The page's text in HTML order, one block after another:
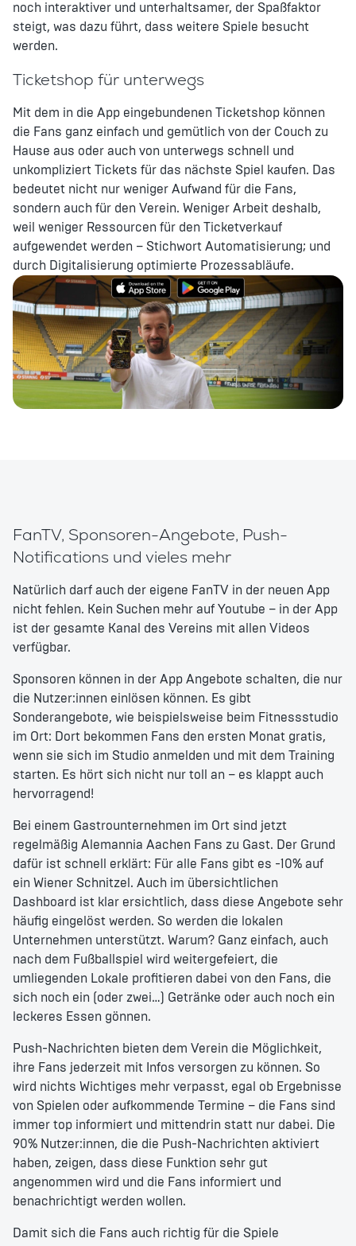
noch interaktiver und unterhaltsamer, der Spaßfaktor
steigt, was dazu führt, dass weitere Spiele besucht
werden.
Ticketshop für unterwegs
Mit dem in die App eingebundenen Ticketshop können
die Fans ganz einfach und gemütlich von der Couch zu
Hause aus oder auch von unterwegs schnell und
unkompliziert Tickets für das nächste Spiel kaufen. Das
bedeutet nicht nur weniger Aufwand für die Fans,
sondern auch für den Verein. Weniger Arbeit deshalb,
weil weniger Ressourcen für den Ticketverkauf
aufgewendet werden – Stichwort Automatisierung; und
durch Digitalisierung optimierte Prozessabläufe.
FanTV, Sponsoren-Angebote, Push-
Notifications und vieles mehr
Natürlich darf auch der eigene FanTV in der neuen App
nicht fehlen. Kein Suchen mehr auf Youtube – in der App
ist der gesamte Kanal des Vereins mit allen Videos
verfügbar.
Sponsoren können in der App Angebote schalten, die nur
die Nutzer:innen einlösen können. Es gibt
Sonderangebote, wie beispielsweise beim Fitnessstudio
im Ort: Dort bekommen Fans den ersten Monat gratis,
wenn sie sich im Studio anmelden und mit dem Training
starten. Es hört sich nicht nur toll an – es klappt auch
hervorragend!
Bei einem Gastrounternehmen im Ort sind jetzt
regelmäßig Alemannia Aachen Fans zu Gast. Der Grund
dafür ist schnell erklärt: Für alle Fans gibt es -10% auf
ein Wiener Schnitzel. Auch im übersichtlichen
Dashboard ist klar ersichtlich, dass diese Angebote sehr
häufig eingelöst werden. So werden die lokalen
Unternehmen unterstützt. Warum? Ganz einfach, auch
nach dem Fußballspiel wird weitergefeiert, die
umliegenden Lokale profitieren dabei von den Fans, die
sich noch ein (oder zwei…) Getränke oder auch noch ein
leckeres Essen gönnen.
Push-Nachrichten bieten dem Verein die Möglichkeit,
ihre Fans jederzeit mit Infos versorgen zu können. So
wird nichts Wichtiges mehr verpasst, egal ob Ergebnisse
von Spielen oder aufkommende Termine – die Fans sind
immer top informiert und mittendrin statt nur dabei. Die
90% Nutzer:innen, die die Push-Nachrichten aktiviert
haben, zeigen, dass diese Funktion sehr gut
angenommen wird und die Fans informiert und
benachrichtigt werden wollen.
Damit sich die Fans auch richtig für die Spiele